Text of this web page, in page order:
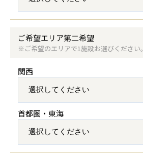
ご希望エリア第二希望
※ご希望のエリアで1施設お選びください。
関西
首都圏・東海